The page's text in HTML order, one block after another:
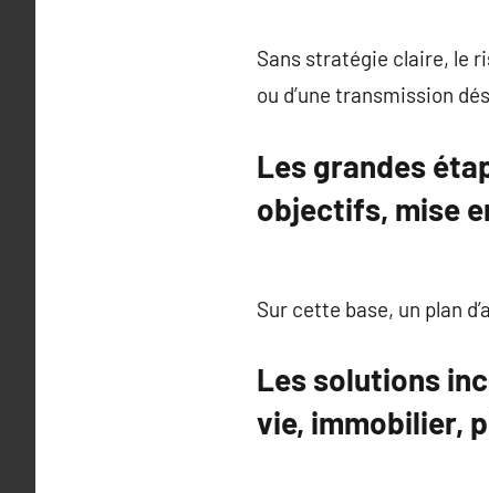
Sans stratégie claire, le
ou d’une transmission
Les grandes
objectifs, mise
Sur cette base, un plan
Les solutions
vie, immobilier,